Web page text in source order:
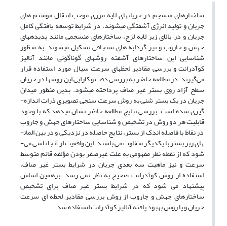
ساختارهای منسجم در جریان­های لایه مرزی موجب انتقال مومنتم­ های
جریان و تولید انرژی آشفتگی می­شوند. در شرایط توسعه یافتگی کامل
جریان و در بالای زیر لایه لزج، ساختارهای منسجمی مانند پدیده­های
جهش و جاروب و نیز گردابه­ های سنجاقی تشکیل می­شوند. به منظور
شناسایی این ساختارهای آشفته روش­های گوناگونی مانند آنالیز
کوآدرانت و بررسی مقادیر لحظه­ای سرعت سیال مورد استفاده قرار
می‌گیرند. در مطالعه حاضر به بررسی دقت و کارایی این روش­ها در جریان
سطح آزاد روی بستر غیر صاف پرداخته می­شود. بدین منظور میدان
جریان در یک بستر شنی به روش سرعت ­سنجی تصویری ذرات اندازه­
گیری شده است. بررسی نتایج مطالعه حاضر نشان می­دهد که با وجود
قابلیت هر دو روش در تشخیص و شناسایی ساختارهای جهش و جاروب
در نقاط با فاصله اندک از بستر، نتایج حاصله در نزدیکی و در بین المان­
های زبر بستر با یکدیگر متفاوت می ­باشند. این واقعیت از آنجا ناشی می­
شود که از نقطه نظر مفهومی به علت غیرصفر بودن مؤلفه قائم متوسط
سرعت و نیز ماهیت سه بعدی جریان در شرایط بستر غیر صاف،
استفاده از روش کوآدرانت صحیح به نظر نمی ­رسد. برهمین اساس
پیشنهاد می­ شود که در شرایط بستر غیر صاف برای تشخیص
ساختارهای جهش و جاروب از روش بررسی مقادیر لحظه­ ای سرعت
جریان و یا روش بهبود یافته آنالیز کوآدرانت استفاده شد.